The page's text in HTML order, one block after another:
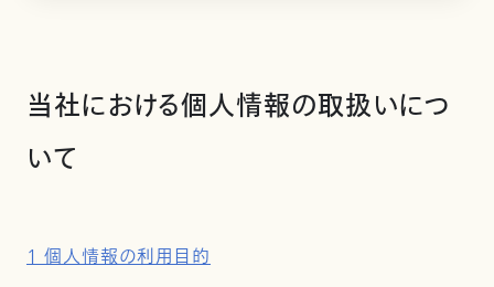
当社における個人情報の取扱いにつ
いて
1 個人情報の利用目的